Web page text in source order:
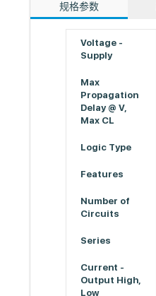
规格参数
Voltage -
Supply
Max
Propagation
Delay @ V,
Max CL
Logic Type
Features
Number of
Circuits
Series
Current -
Output High,
Low